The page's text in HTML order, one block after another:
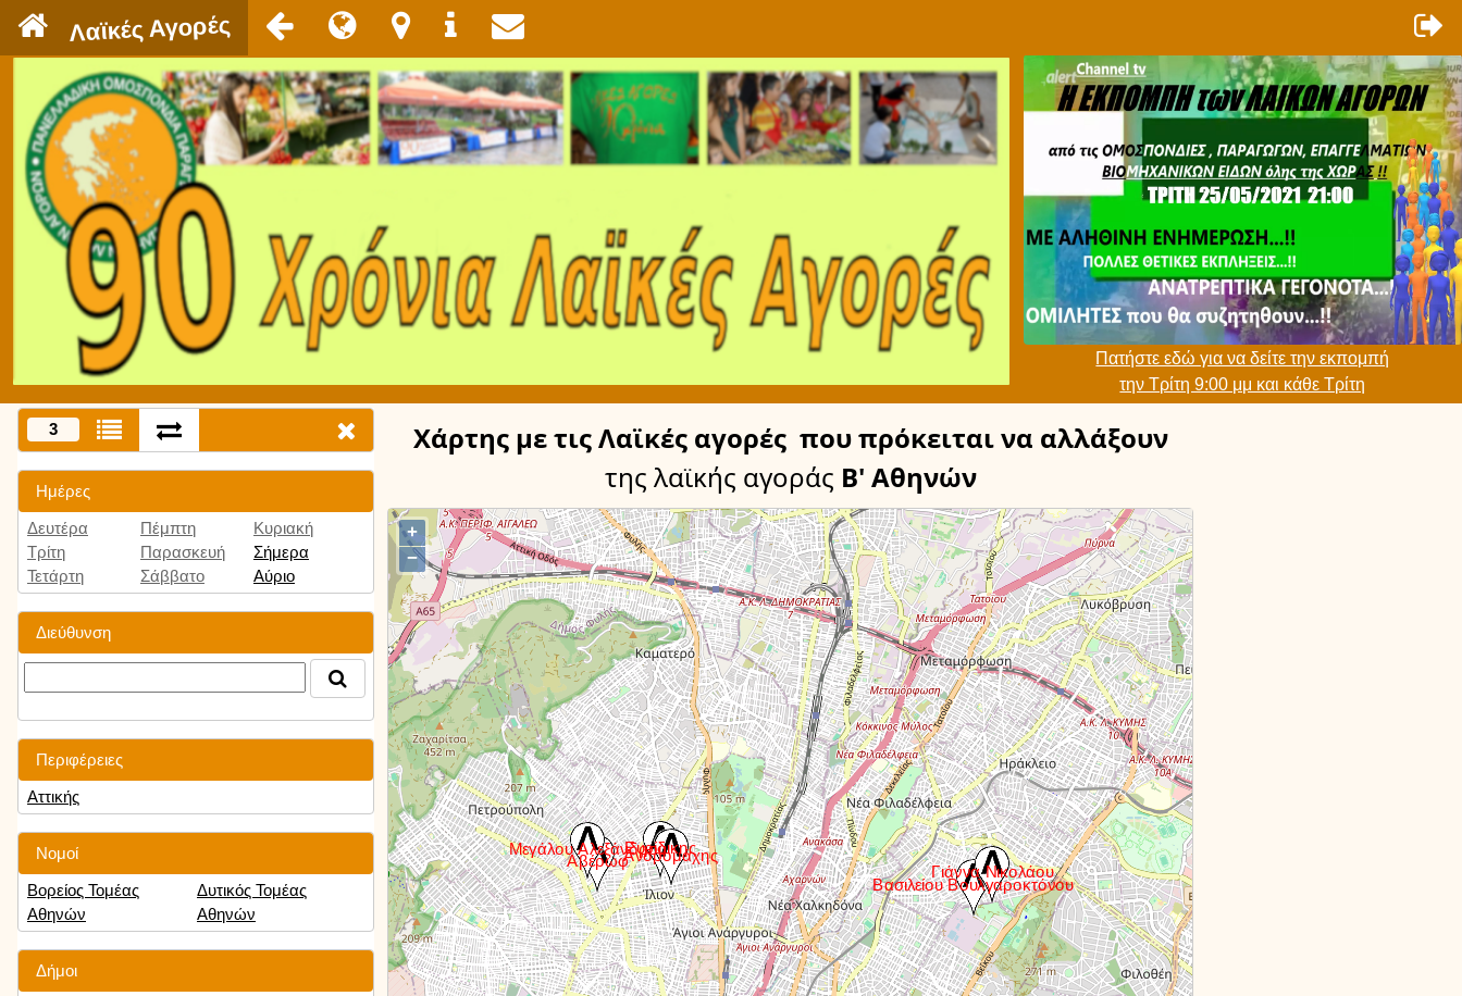
Λαϊκές Αγορές
Πατήστε εδώ για να δείτε την εκπομπή
την Τρίτη 9:00 μμ και κάθε Τρίτη
3
Ημέρες
Δευτέρα
Τρίτη
Τετάρτη
Πέμπτη
Παρασκευή
Σάββατο
Κυριακή
Σήμερα
Αύριο
Διεύθυνση
Περιφέρειες
Αττικής
Νομοί
Βορείος Τομέας
Αθηνών
Δυτικός Τομέας
Αθηνών
Δήμοι
Χάρτης με τις Λαϊκές αγορές που πρόκειται να αλλάξουν
της λαϊκής αγοράς Β' Αθηνών
+
−